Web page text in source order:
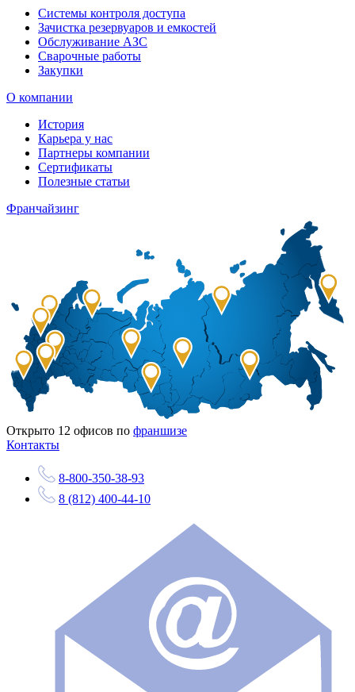
Системы контроля доступа
Зачистка резервуаров и емкостей
Обслуживание АЗС
Сварочные работы
Закупки
О компании
История
Карьера у нас
Партнеры компании
Сертификаты
Полезные статьи
Франчайзинг
Открыто 12 офисов по франшизе
Контакты
8-800-350-38-93
8 (812) 400-44-10